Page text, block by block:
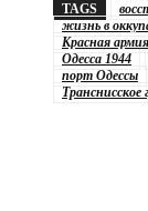
TAGS
жизнь в
Красная
Одесса 1944
порт Одессы
Транснисское